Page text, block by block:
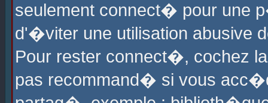
seulement connect� pour une
d'�viter une utilisation abusive
Pour rester connect�, cochez
pas recommand� si vous